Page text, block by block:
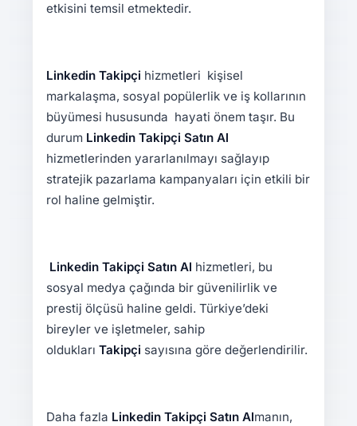
etkisini temsil etmektedir.
Linkedin Takipçi hizmetleri kişisel
markalaşma, sosyal popülerlik ve iş kollarının
büyümesi hususunda hayati önem taşır. Bu
durum Linkedin Takipçi Satın Al
hizmetlerinden yararlanılmayı sağlayıp
stratejik pazarlama kampanyaları için etkili bir
rol haline gelmiştir.
Linkedin Takipçi Satın Al hizmetleri, bu
sosyal medya çağında bir güvenilirlik ve
prestij ölçüsü haline geldi. Türkiye’deki
bireyler ve işletmeler, sahip
oldukları Takipçi sayısına göre değerlendirilir.
Daha fazla Linkedin Takipçi Satın Almanın,